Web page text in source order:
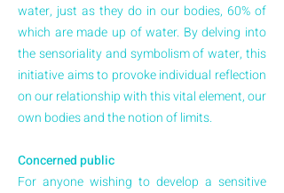
water, just as they do in our bodies, 60% of
which are made up of water. By delving into
the sensoriality and symbolism of water, this
initiative aims to provoke individual reflection
on our relationship with this vital element, our
own bodies and the notion of limits.
Concerned public
For anyone wishing to develop a sensitive